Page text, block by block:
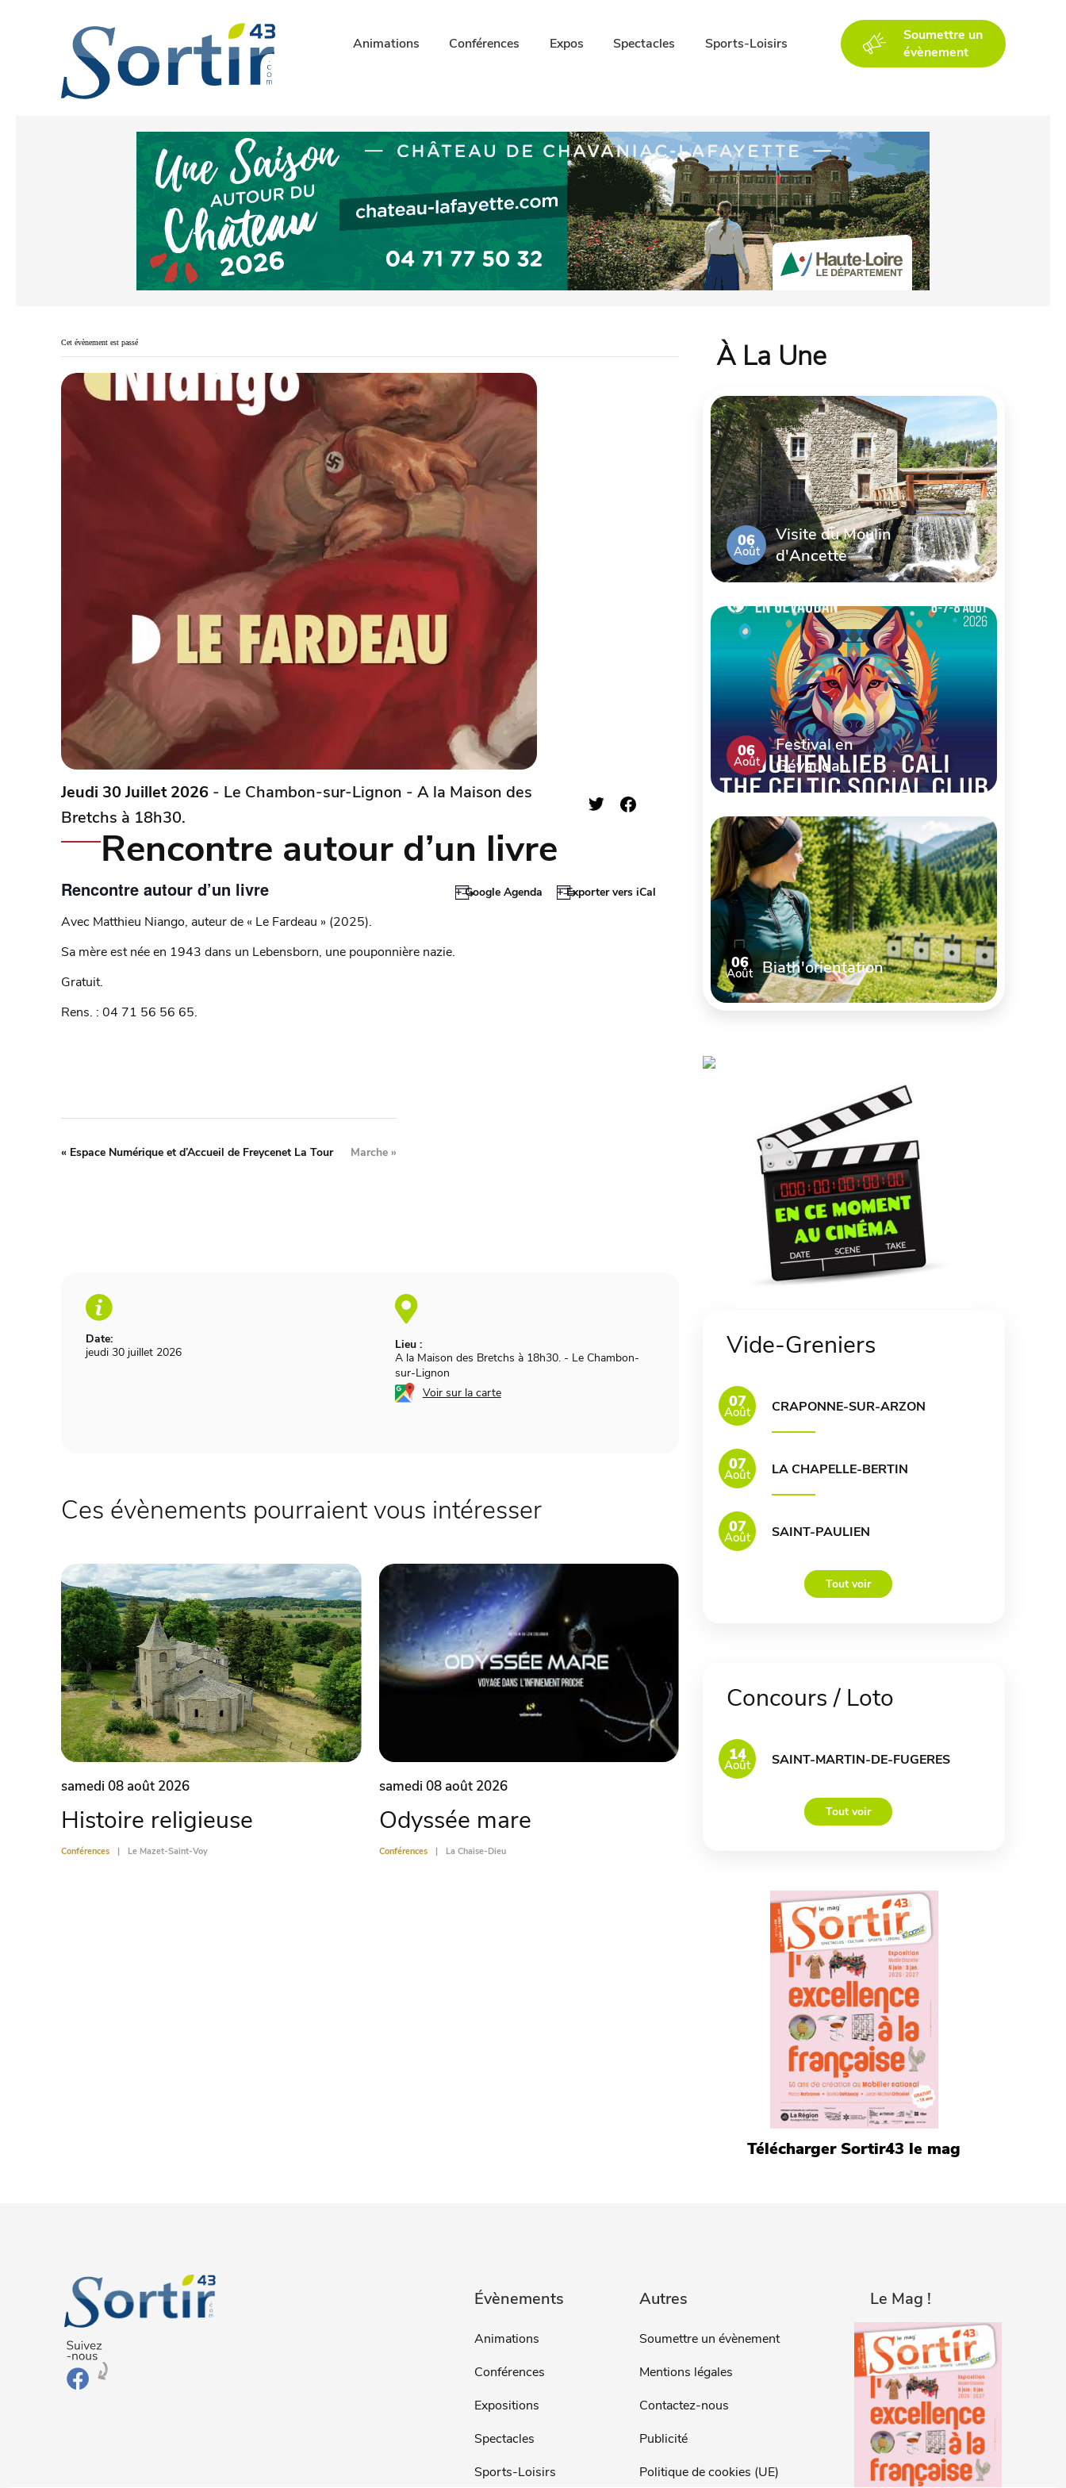
Animations Conférences Expos Spectacles Sports-Loisirs
Soumettre un
évènement
Cet évènement est passé
Jeudi 30 Juillet 2026 - Le Chambon-sur-Lignon - A la Maison des
Bretchs à 18h30.
Rencontre autour d’un livre
Rencontre autour d’un livre
Avec Matthieu Niango, auteur de « Le Fardeau » (2025).
Sa mère est née en 1943 dans un Lebensborn, une pouponnière nazie.
Gratuit.
Rens. : 04 71 56 56 65.
+ Google Agenda + Exporter vers iCal
Date:
jeudi 30 juillet 2026
Lieu :
A la Maison des Bretchs à 18h30. - Le Chambon-
sur-Lignon
Voir sur la carte
« Espace Numérique et d’Accueil de Freycenet La Tour Marche »
Ces évènements pourraient vous intéresser
samedi 08 août 2026
Histoire religieuse
Conférences Le Mazet-Saint-Voy
samedi 08 août 2026
Odyssée mare
Conférences La Chaise-Dieu
À La Une
06
Août
Visite du Moulin
d'Ancette
06
Août
Festival en
Gévaudan
06
Août Biath'orientation
Vide-Greniers
07
Août CRAPONNE-SUR-ARZON
07
Août LA CHAPELLE-BERTIN
07
Août SAINT-PAULIEN
Tout voir
Concours / Loto
14
Août SAINT-MARTIN-DE-FUGERES
Tout voir
Télécharger Sortir43 le mag
Évènements
Animations
Conférences
Expositions
Spectacles
Sports-Loisirs
Autres
Soumettre un évènement
Mentions légales
Contactez-nous
Publicité
Politique de cookies (UE)
Le Mag !